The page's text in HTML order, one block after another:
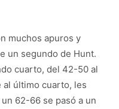
muchos apuros y
un segundo de Hunt.
cuarto, del 42-50 al
al último cuarto, les
62-66 se pasó a un